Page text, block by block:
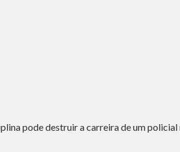
pode destruir a carreira de um